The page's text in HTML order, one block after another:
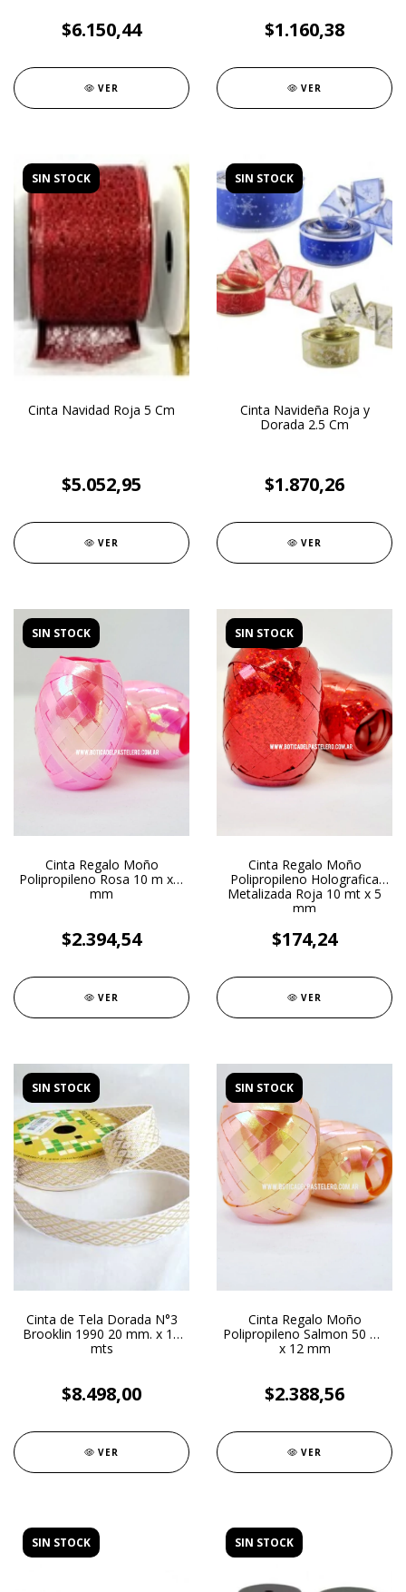
$6.150,44
VER
$1.160,38
VER
SIN STOCK
Cinta Navidad Roja 5 Cm
$5.052,95
VER
SIN STOCK
Cinta Navideña Roja y
Dorada 2.5 Cm
$1.870,26
VER
SIN STOCK
Cinta Regalo Moño
Polipropileno Rosa 10 m x 5
mm
$2.394,54
VER
SIN STOCK
Cinta Regalo Moño
Polipropileno Holografica
Metalizada Roja 10 mt x 5
mm
$174,24
VER
SIN STOCK
Cinta de Tela Dorada N°3
Brooklin 1990 20 mm. x 10
mts
$8.498,00
VER
SIN STOCK
Cinta Regalo Moño
Polipropileno Salmon 50 mt
x 12 mm
$2.388,56
VER
SIN STOCK SIN STOCK